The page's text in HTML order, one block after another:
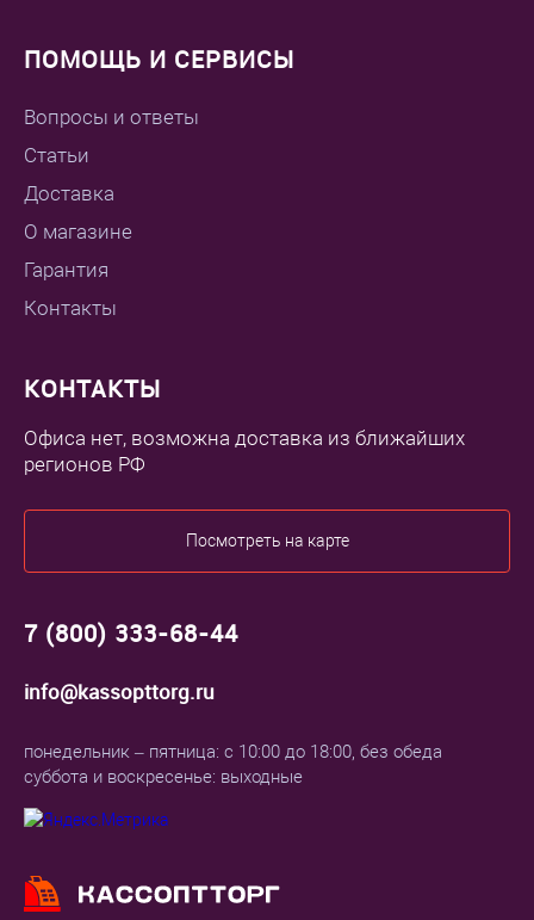
ПОМОЩЬ И СЕРВИСЫ
Вопросы и ответы
Статьи
Доставка
О магазине
Гарантия
Контакты
КОНТАКТЫ
Офиса нет, возможна доставка из ближайших
регионов РФ
Посмотреть на карте
7 (800) 333-68-44
info@kassopttorg.ru
понедельник – пятница: с 10:00 до 18:00, без обеда
суббота и воскресенье: выходные